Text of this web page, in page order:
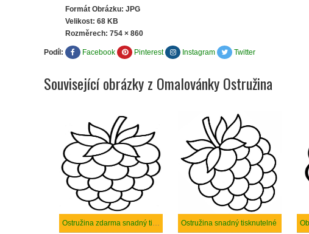
Formát Obrázku: JPG
Velikost: 68 KB
Rozměrech: 754 × 860
Podíl: Facebook Pinterest Instagram Twitter
Související obrázky z Omalovánky Ostružina
Ostružina zdarma snadný tisknutelné Ostružina snadný tisknutelné